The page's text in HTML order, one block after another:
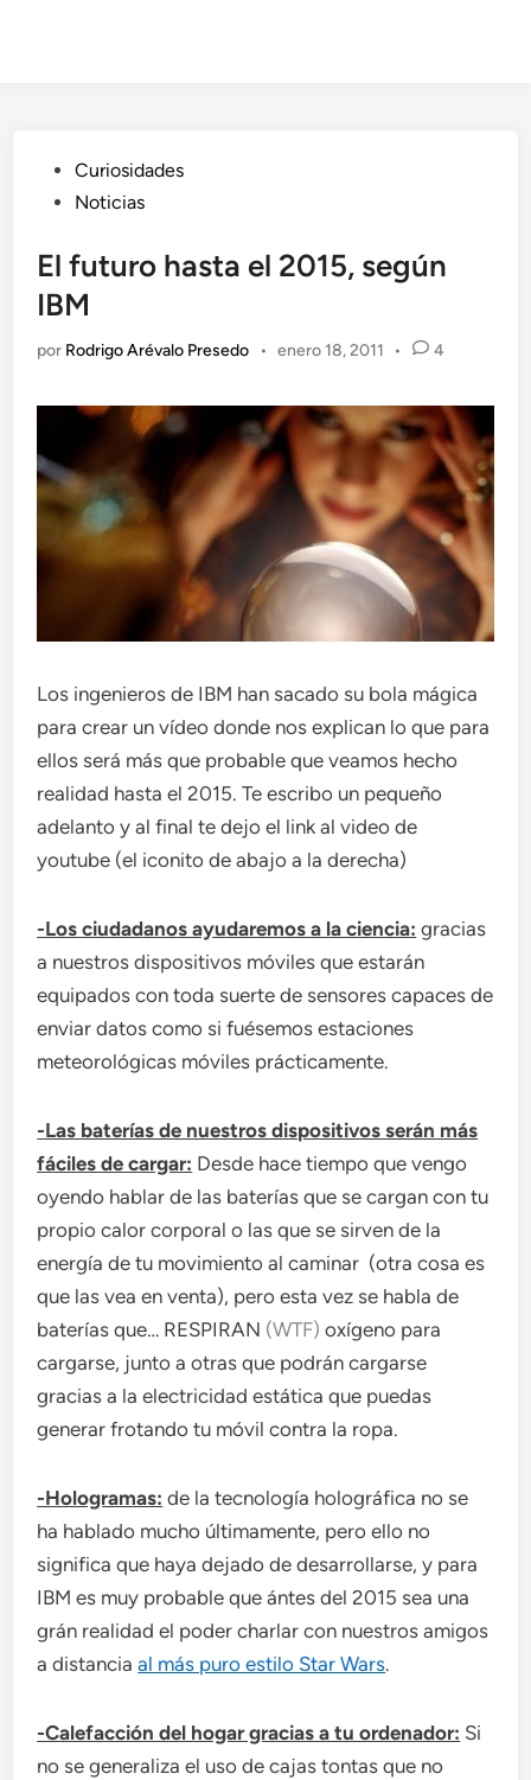
Publicado
en
Curiosidades
Noticias
El futuro hasta el 2015, según
IBM
por Rodrigo Arévalo Presedo • enero 18, 2011 • 4
Los ingenieros de IBM han sacado su bola mágica
para crear un vídeo donde nos explican lo que para
ellos será más que probable que veamos hecho
realidad hasta el 2015. Te escribo un pequeño
adelanto y al final te dejo el link al video de
youtube (el iconito de abajo a la derecha)
-Los ciudadanos ayudaremos a la ciencia: gracias
a nuestros dispositivos móviles que estarán
equipados con toda suerte de sensores capaces de
enviar datos como si fuésemos estaciones
meteorológicas móviles prácticamente.
-Las baterías de nuestros dispositivos serán más
fáciles de cargar: Desde hace tiempo que vengo
oyendo hablar de las baterías que se cargan con tu
propio calor corporal o las que se sirven de la
energía de tu movimiento al caminar (otra cosa es
que las vea en venta), pero esta vez se habla de
baterías que… RESPIRAN (WTF) oxígeno para
cargarse, junto a otras que podrán cargarse
gracias a la electricidad estática que puedas
generar frotando tu móvil contra la ropa.
-Hologramas: de la tecnología holográfica no se
ha hablado mucho últimamente, pero ello no
significa que haya dejado de desarrollarse, y para
IBM es muy probable que ántes del 2015 sea una
grán realidad el poder charlar con nuestros amigos
a distanciaal más puro estilo Star Wars.
-Calefacción del hogar gracias a tu ordenador: Si
no se generaliza el uso de cajas tontas que no